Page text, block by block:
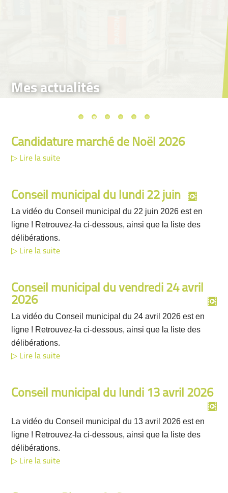
Mes actualités
Candidature marché de Noël 2026
Lire la suite
Conseil municipal du lundi 22 juin
La vidéo du Conseil municipal du 22 juin 2026 est en
ligne ! Retrouvez-la ci-dessous, ainsi que la liste des
délibérations.
Lire la suite
Conseil municipal du vendredi 24 avril
2026
La vidéo du Conseil municipal du 24 avril 2026 est en
ligne ! Retrouvez-la ci-dessous, ainsi que la liste des
délibérations.
Lire la suite
Conseil municipal du lundi 13 avril 2026
La vidéo du Conseil municipal du 13 avril 2026 est en
ligne ! Retrouvez-la ci-dessous, ainsi que la liste des
délibérations.
Lire la suite